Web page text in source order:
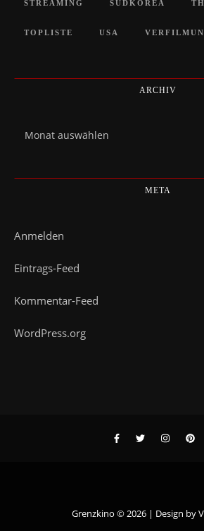
STREAMING SÜDKOREA
TOPLISTE USA
ARCHIV
META
Anmelden
Eintrags-Feed
Kommentar-Feed
WordPress.org
Grenzkino © 2026 | Design by